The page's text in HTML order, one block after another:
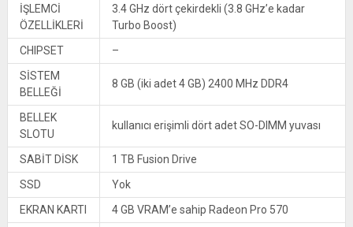
İŞLEMCİ
ÖZELLİKLERİ
3.4 GHz dört çekirdekli (3.8 GHz’e kadar
Turbo Boost)
CHIPSET
–
SİSTEM
BELLEĞİ
8 GB (iki adet 4 GB) 2400 MHz DDR4
BELLEK
SLOTU
kullanıcı erişimli dört adet SO-DIMM yuvası
SABİT DİSK
1 TB Fusion Drive
SSD
Yok
EKRAN KARTI
4 GB VRAM’e sahip Radeon Pro 570